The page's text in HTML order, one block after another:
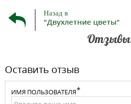
Назад в
"Двухлетние цветы"
Отзывы
Оставить отзыв
ИМЯ ПОЛЬЗОВАТЕЛЯ